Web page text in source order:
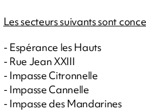
Les secteurs suivants sont
- Espérance les Hauts
- Rue Jean XXIII
- Impasse Citronnelle
- Impasse Cannelle
- Impasse des Mandarines